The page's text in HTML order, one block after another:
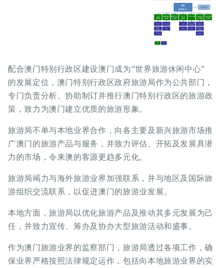
配合澳门特别行政区建设澳门成为“世界旅游休闲中心”
的发展定位，澳门特别行政区政府旅游局作为公共部门，
专门负责分析、协助制订并推行澳门特别行政区的旅游政
策，致力为澳门建立优质的旅游形象。
旅游局不单与本地业界合作，向各主要及新兴旅游市场推
广澳门的旅游产品与服务，并致力评估、开拓及发展具潜
力的市场，令来澳的客源更趋多元化。
旅游局竭力与海外旅游业界加强联系，并与地区及国际旅
游组织交流联系，以促进澳门的旅游业发展。
本地方面，旅游局以优化旅游产品及推动其多元发展为己
任，并致力宣传、筹办及协办大型旅游活动和盛事。
作为澳门旅游业界的监察部门，旅游局透过各项工作，确
保业界严格按照法律规定运作，包括向本地旅游业界的实